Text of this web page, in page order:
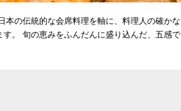
の伝統的な会席料理を軸に、料理人の確かな
。 旬の恵みをふんだんに盛り込んだ、五感で